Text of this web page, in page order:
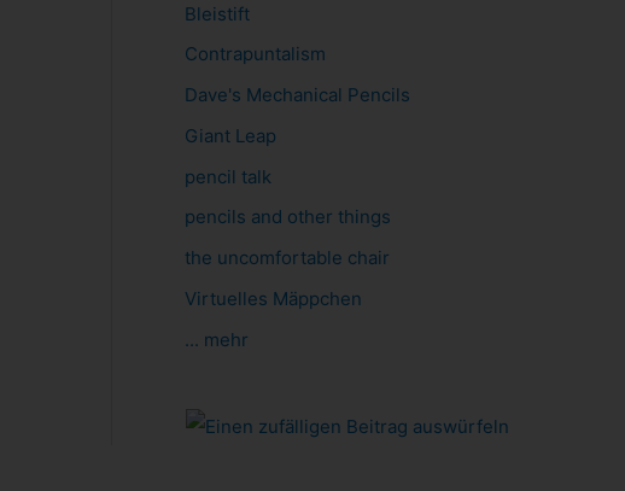
Bleistift
Contrapuntalism
Dave's Mechanical Pencils
Giant Leap
pencil talk
pencils and other things
the uncomfortable chair
Virtuelles Mäppchen
... mehr